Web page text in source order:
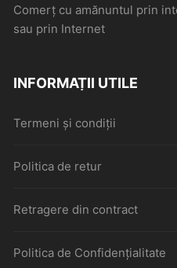
Comerţ cu amănuntul prin
sau prin Internet
INFORMAȚII UTILE
Termeni și condiții
Politica de retur
Retragere din contract
Politica de Confidențialitate